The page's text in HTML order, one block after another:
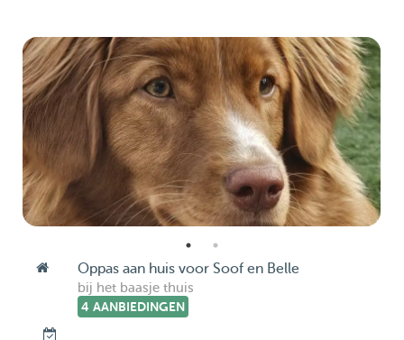
Oppas aan huis voor Soof en Belle
bij het baasje thuis
4 AANBIEDINGEN